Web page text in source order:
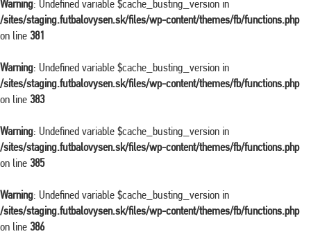
Warning: Undefined variable $cache_busting_version in
/sites/staging.futbalovysen.sk/files/wp-content/themes/fb/functions.php
on line 381
Warning: Undefined variable $cache_busting_version in
/sites/staging.futbalovysen.sk/files/wp-content/themes/fb/functions.php
on line 383
Warning: Undefined variable $cache_busting_version in
/sites/staging.futbalovysen.sk/files/wp-content/themes/fb/functions.php
on line 385
Warning: Undefined variable $cache_busting_version in
/sites/staging.futbalovysen.sk/files/wp-content/themes/fb/functions.php
on line 386